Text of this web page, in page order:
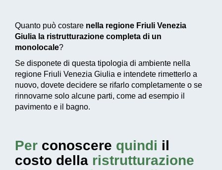
Quanto può costare nella regione Friuli Venezia
Giulia la ristrutturazione completa di un
monolocale?
Se disponete di questa tipologia di ambiente nella
regione Friuli Venezia Giulia e intendete rimetterlo a
nuovo, dovete decidere se rifarlo completamente o se
rinnovarne solo alcune parti, come ad esempio il
pavimento e il bagno.
Per conoscere quindi il
costo della ristrutturazione